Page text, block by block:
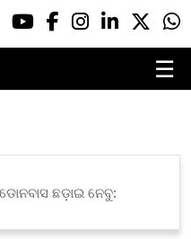
☰
ଛଡ଼ାଇ ନେବୁ: